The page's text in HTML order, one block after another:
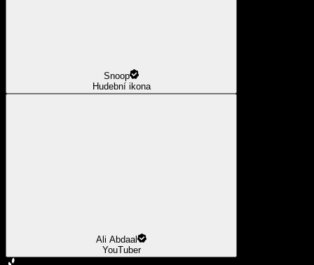
Snoop
Hudební ikona
Ali Abdaal
YouTuber